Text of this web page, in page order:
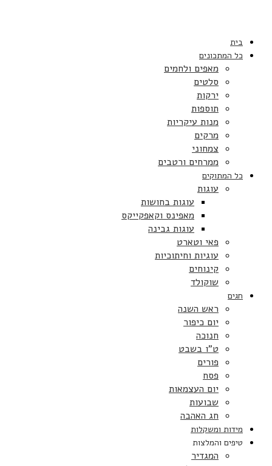
בית
כל המתכונים
מאפים ולחמים
סלטים
ירקות
תוספות
מנות עיקריות
מרקים
צמחוני
ממרחים ורטבים
כל המתוקים
עוגות
עוגות בחושות
מאפינס וקאפקייקס
עוגות גבינה
פאי וטארט
עוגיות וחיתוכיות
קינוחים
שוקולד
חגים
ראש השנה
יום כיפור
חנוכה
ט”ו בשבט
פורים
פסח
יום העצמאות
שבועות
חג האהבה
מידות ומשקלות
טיפים והמלצות
המגדיר